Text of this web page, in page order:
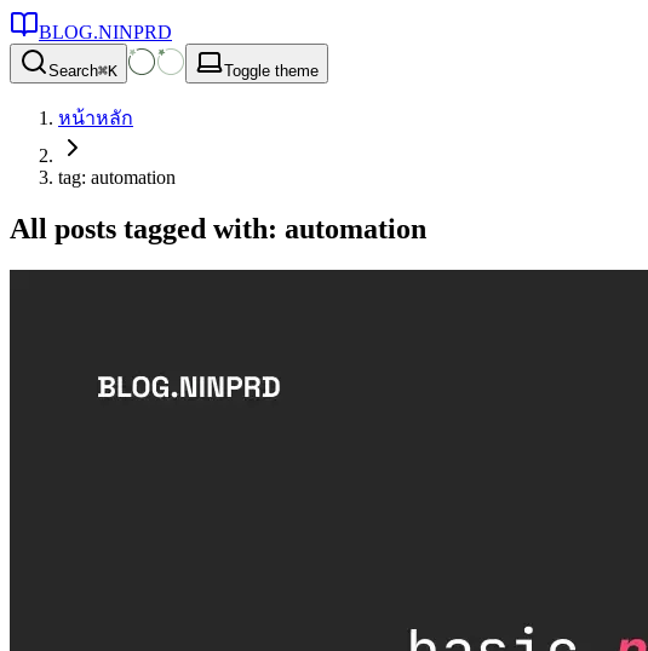
BLOG.NINPRD
Search⌘K Toggle theme
หน้าหลัก
tag: automation
All posts tagged with: automation